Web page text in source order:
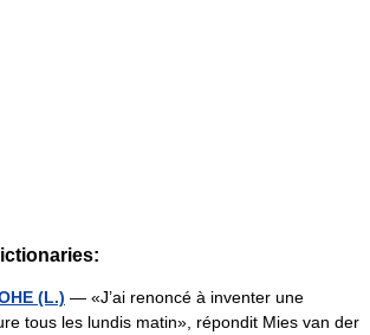
(L.) — «J’ai renoncé à inventer une
tous les lundis matin», répondit Mies van der